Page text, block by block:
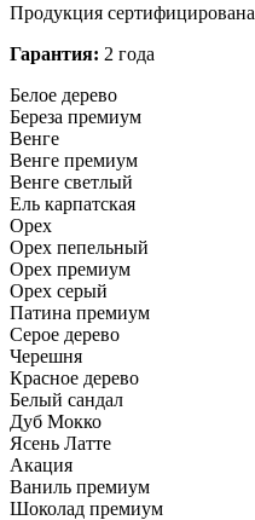
Продукция сертифицирована
Гарантия: 2 года
Белое дерево
Береза премиум
Венге
Венге премиум
Венге светлый
Ель карпатская
Орех
Орех пепельный
Орех премиум
Орех серый
Патина премиум
Серое дерево
Черешня
Красное дерево
Белый сандал
Дуб Мокко
Ясень Латте
Акация
Ваниль премиум
Шоколад премиум